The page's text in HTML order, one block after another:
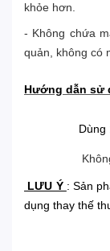
khỏe hơn.
- Không chứa
quản, không có
Hướng dẫn sử
Dùng
Không sử
LƯU Ý :Sản
dụng thay thế